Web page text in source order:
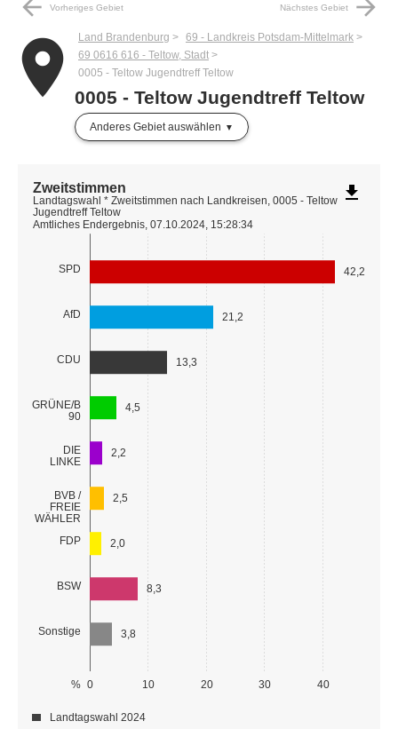
arrow_back Vorheriges Gebiet Nächstes Gebiet arrow_forward
place Land Brandenburg
69 - Landkreis Potsdam-Mittelmark
69 0616 616 - Teltow, Stadt
0005 - Teltow Jugendtreff Teltow
0005 - Teltow Jugendtreff Teltow
Anderes Gebiet auswählen
SPD
AfD
CDU
GRÜNE/B
90
DIE
LINKE
BVB /
FREIE
WÄHLER
FDP
BSW
Sonstige
0 10 20 30 40
%
42,2
21,2
13,3
4,5
2,2
2,5
2,0
8,3
3,8
Zweitstimmen
Landtagswahl * Zweitstimmen nach Landkreisen, 0005 - Teltow
Jugendtreff Teltow
Amtliches Endergebnis, 07.10.2024, 15:28:34
Landtagswahl 2024
file_download